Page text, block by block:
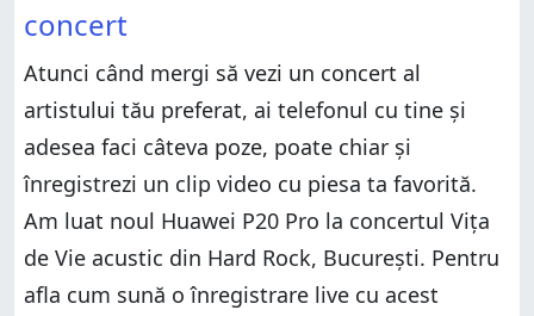
Fotografie cu pisici și alte animale 🙂
Peisaje și panorame
Fotografie și filmare nocturnă
Fotografie macro
Ce părere ai despre experiența foto și video oferită
de Huawei P20 Pro?
concert
Atunci când mergi să vezi un concert al
artistului tău preferat, ai telefonul cu tine și
adesea faci câteva poze, poate chiar și
înregistrezi un clip video cu piesa ta favorită.
Am luat noul Huawei P20 Pro la concertul Vița
de Vie acustic din Hard Rock, București. Pentru
afla cum sună o înregistrare live cu acest